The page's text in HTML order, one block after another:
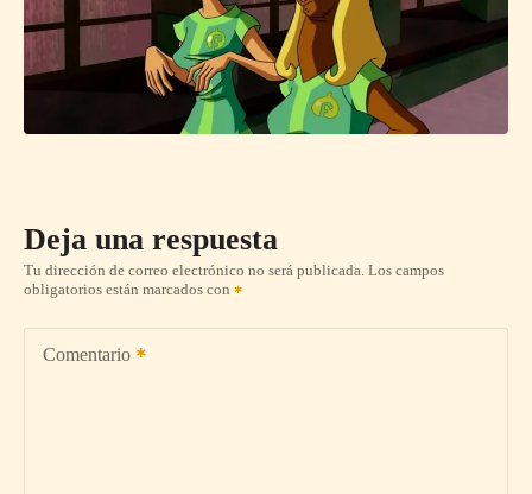
Deja una respuesta
Tu dirección de correo electrónico no será publicada. Los campos
obligatorios están marcados con
Comentario